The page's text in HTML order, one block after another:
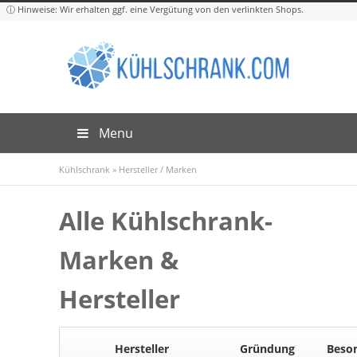
Menu
Kühlschrank » Hersteller / Marken
Alle Kühlschrank-
Marken &
Hersteller
Hersteller Gründung